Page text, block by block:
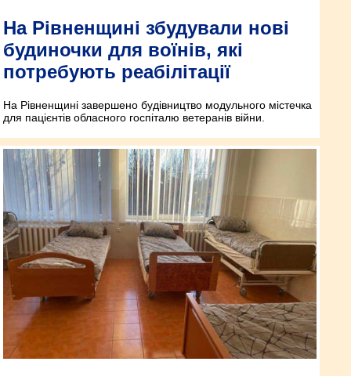
На Рівненщині збудували нові
будиночки для воїнів, які
потребують реабілітації
На Рівненщині завершено будівництво модульного містечка
для пацієнтів обласного госпіталю ветеранів війни.